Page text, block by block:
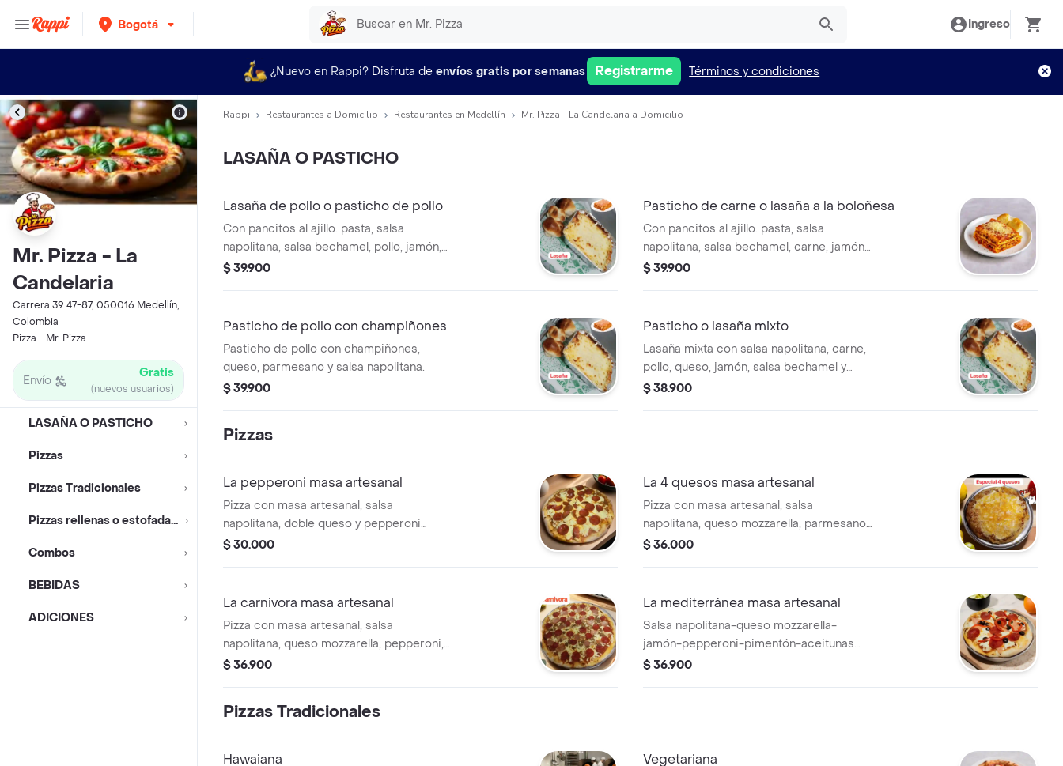
Bogotá Ingreso
¿Nuevo en Rappi? Disfruta de envíos gratis por semanas Registrarme Términos y condiciones
Mr. Pizza - La
Candelaria
Carrera 39 47-87, 050016 Medellín,
Colombia
Pizza - Mr. Pizza
Envío Gratis
(nuevos usuarios)
LASAÑA O PASTICHO
Pizzas
Pizzas Tradicionales
Pizzas rellenas o estofadas triple queso
Combos
BEBIDAS
ADICIONES
Rappi Restaurantes a Domicilio Restaurantes en Medellín Mr. Pizza - La Candelaria a Domicilio
LASAÑA O PASTICHO
Lasaña de pollo o pasticho de pollo
Con pancitos al ajillo. pasta, salsa
napolitana, salsa bechamel, pollo, jamón,
queso y parmesano.
$ 39.900
Pasticho de carne o lasaña a la boloñesa
Con pancitos al ajillo. pasta, salsa
napolitana, salsa bechamel, carne, jamón,
queso y parmesano.
$ 39.900
Pasticho de pollo con champiñones
Pasticho de pollo con champiñones,
queso, parmesano y salsa napolitana.
$ 39.900
Pasticho o lasaña mixto
Lasaña mixta con salsa napolitana, carne,
pollo, queso, jamón, salsa bechamel y
queso parmesano.
$ 38.900
Pizzas
La pepperoni masa artesanal
Pizza con masa artesanal, salsa
napolitana, doble queso y pepperoni
americano.
$ 30.000
La 4 quesos masa artesanal
Pizza con masa artesanal, salsa
napolitana, queso mozzarella, parmesano,
holandés y salsa de queso.
$ 36.000
La carnivora masa artesanal
Pizza con masa artesanal, salsa
napolitana, queso mozzarella, pepperoni,
carne molida y tocineta.
$ 36.900
La mediterránea masa artesanal
Salsa napolitana-queso mozzarella-
jamón-pepperoni-pimentón-aceitunas
negras
$ 36.900
Pizzas Tradicionales
Hawaiana Vegetariana